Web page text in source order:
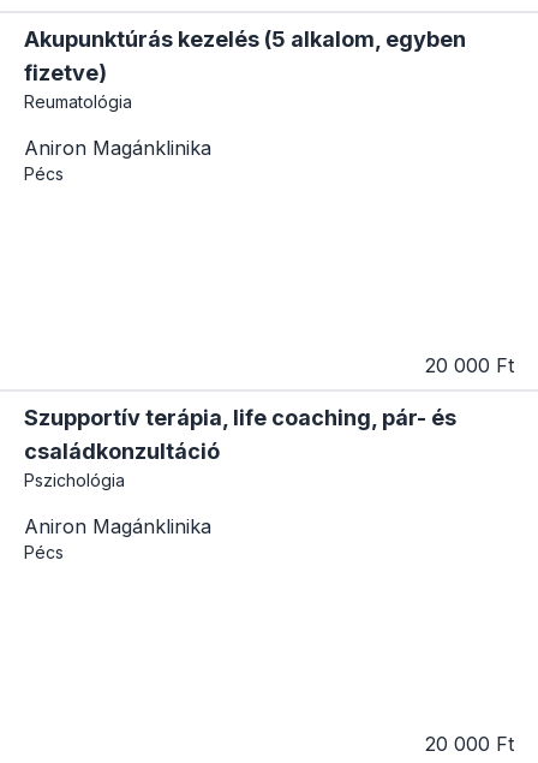
Akupunktúrás kezelés (5 alkalom, egyben
fizetve)
Reumatológia
Aniron Magánklinika
Pécs
20 000 Ft
Szupportív terápia, life coaching, pár- és
családkonzultáció
Pszichológia
Aniron Magánklinika
Pécs
20 000 Ft